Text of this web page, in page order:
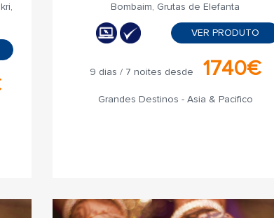
Bombaim, Grutas de Elefanta
VER PRODUTO
9 dias / 7 noites desde 1740€
Grandes Destinos - Asia & Pacifico